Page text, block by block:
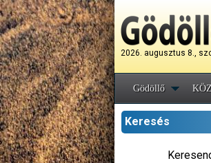
2026. augusztus 8.,
Gödöllő
Keresés